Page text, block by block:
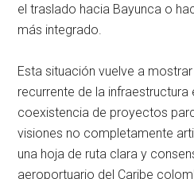
el traslado hacia Bayunca o
más integrado.
Esta situación vuelve a
recurrente de la infraestructura
coexistencia de proyectos
visiones no completamente
una hoja de ruta clara y
aeroportuario del Caribe